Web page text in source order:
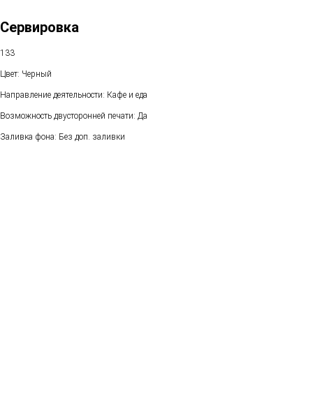
Сервировка
133
Цвет: Черный
Направление деятельности: Кафе и еда
Возможность двусторонней печати: Да
Заливка фона: Без доп. заливки